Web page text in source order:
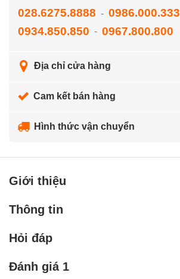
028.6275.8888 - 0986.000.333
0934.850.850 - 0967.800.800
Địa chỉ cửa hàng
Cam kết bán hàng
Hình thức vận chuyển
Giới thiệu
Thông tin
Hỏi đáp
Đánh giá 1